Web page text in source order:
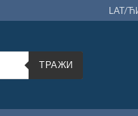
LAT/
ТРАЖИ